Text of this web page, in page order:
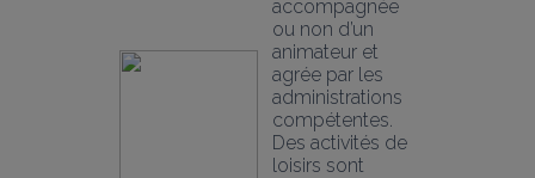
accompagnée
ou non d’un
animateur et
agrée par les
administrations
compétentes.
Des activités de
loisirs sont